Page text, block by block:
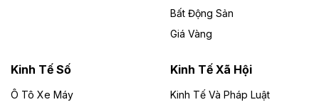
Gia Lai với tổng vốn hơn 4.750 tỷ đồng.
Đồng Nai cho thuê gần 59 ha đất làm khu
công nghiệp ở Long Thành
Bất Động Sản
Giá Vàng
Kinh Tế Số
Ô Tô Xe Máy
Kinh Tế Xã Hội
Kinh Tế Và Pháp Luật